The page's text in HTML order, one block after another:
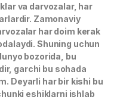
va darvozalar, har
Zamonaviy
har doim kerak
Shuning uchun
bozorida, bu
garchi bu sohada
Deyarli har bir kishi bu
eshiklarni ishlab